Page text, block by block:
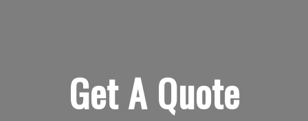
Get A Quote